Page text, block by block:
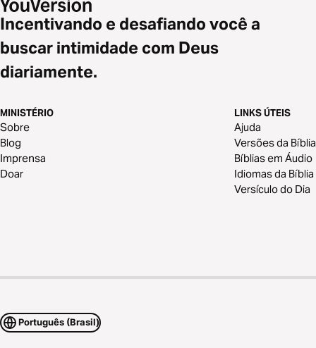
Incentivando e desafiando você a
buscar intimidade com Deus
diariamente.
MINISTÉRIO
Sobre
Blog
Imprensa
Doar
LINKS ÚTEIS
Ajuda
Versões da Bíblia
Bíblias em Áudio
Idiomas da Bíblia
Versículo do Dia
Português (Brasil)